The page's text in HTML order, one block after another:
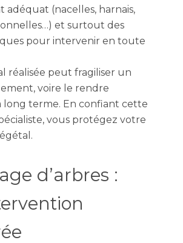
adéquat (nacelles, harnais,
et surtout des
pour intervenir en toute
réalisée peut fragiliser un
voire le rendre
long terme. En confiant cette
vous protégez votre
d’arbres :